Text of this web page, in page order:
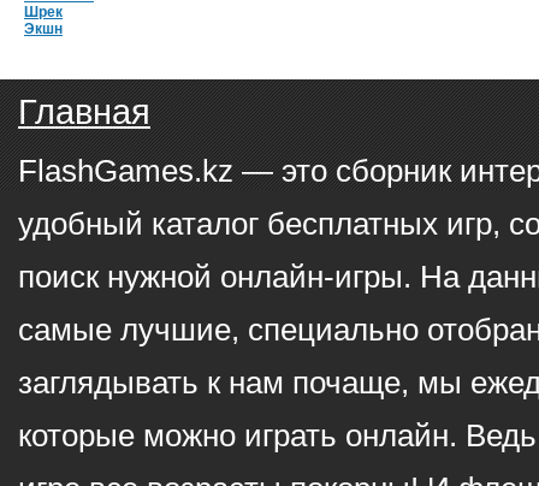
Шрек
Экшн
Главная
FlashGames.kz — это сборник
удобный каталог бесплатных игр,
поиск нужной онлайн-игры. На
самые лучшие, специально
заглядывать к нам почаще, мы
которые можно играть онлайн.